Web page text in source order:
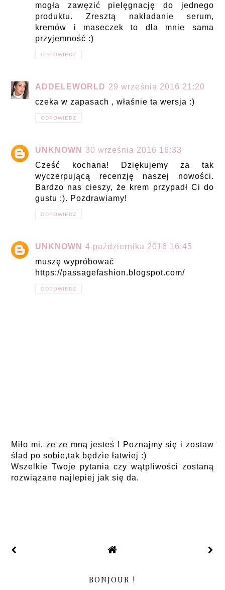
mogła zawęzić pielęgnację do jednego
produktu. Zresztą nakładanie serum,
kremów i maseczek to dla mnie sama
przyjemność :)
ODPOWIEDZ
ADDELEWORLD 29 września 2016 21:20
czeka w zapasach , właśnie ta wersja :)
ODPOWIEDZ
UNKNOWN
30 września 2016 16:33
Cześć kochana! Dziękujemy za tak
wyczerpującą recenzję naszej nowości.
Bardzo nas cieszy, że krem przypadł Ci do
gustu :). Pozdrawiamy!
ODPOWIEDZ
UNKNOWN
4 października 2016 16:45
muszę wypróbować
https://passagefashion.blogspot.com/
ODPOWIEDZ
Miło mi, że ze mną jesteś ! Poznajmy się i zostaw
ślad po sobie,tak będzie łatwiej :)
Wszelkie Twoje pytania czy wątpliwości zostaną
rozwiązane najlepiej jak się da.
BONJOUR !